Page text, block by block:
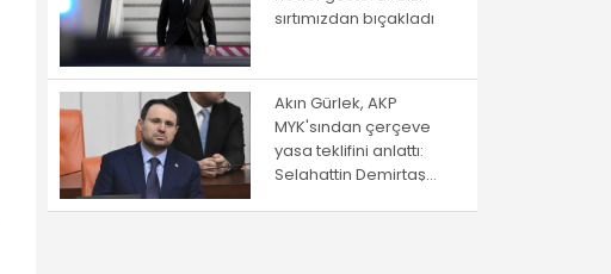
sırtımızdan bıçakladı
Akın Gürlek, AKP
MYK'sından çerçeve
yasa teklifini anlattı:
Selahattin Demirtaş